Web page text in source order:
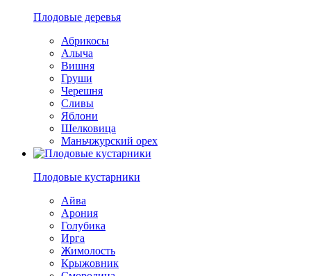
Плодовые деревья
Абрикосы
Алыча
Вишня
Груши
Черешня
Сливы
Яблони
Шелковица
Маньчжурский орех
Плодовые кустарники
Айва
Арония
Голубика
Ирга
Жимолость
Крыжовник